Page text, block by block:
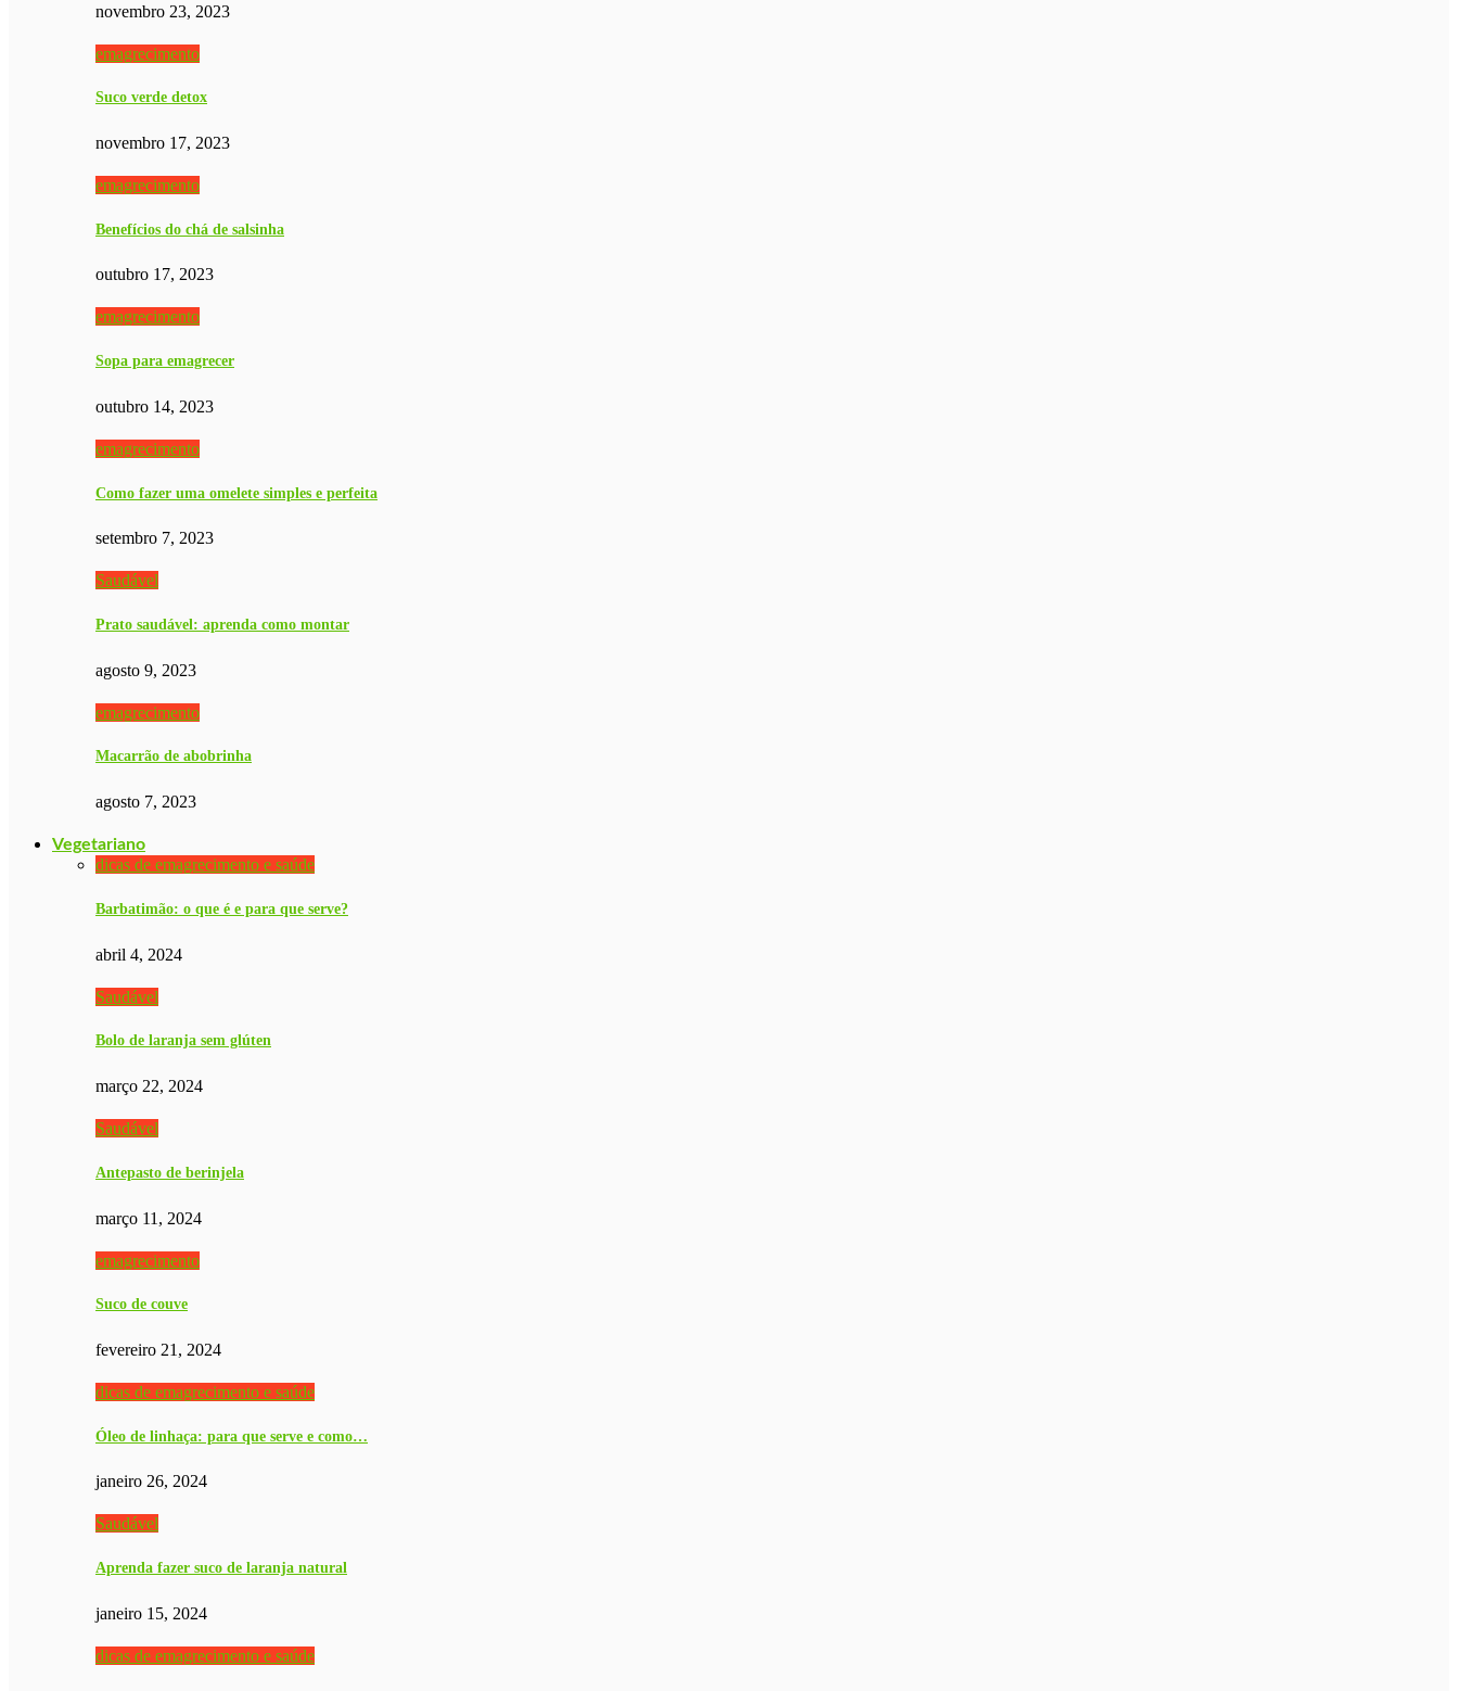
novembro 23, 2023
emagrecimento
Suco verde detox
novembro 17, 2023
emagrecimento
Benefícios do chá de salsinha
outubro 17, 2023
emagrecimento
Sopa para emagrecer
outubro 14, 2023
emagrecimento
Como fazer uma omelete simples e perfeita
setembro 7, 2023
Saudável
Prato saudável: aprenda como montar
agosto 9, 2023
emagrecimento
Macarrão de abobrinha
agosto 7, 2023
Vegetariano
dicas de emagrecimento e saúde
Barbatimão: o que é e para que serve?
abril 4, 2024
Saudável
Bolo de laranja sem glúten
março 22, 2024
Saudável
Antepasto de berinjela
março 11, 2024
emagrecimento
Suco de couve
fevereiro 21, 2024
dicas de emagrecimento e saúde
Óleo de linhaça: para que serve e como…
janeiro 26, 2024
Saudável
Aprenda fazer suco de laranja natural
janeiro 15, 2024
dicas de emagrecimento e saúde